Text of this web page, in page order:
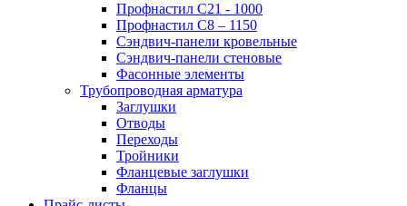
Профнастил С21 - 1000
Профнастил С8 – 1150
Сэндвич-панели кровельные
Сэндвич-панели стеновые
Фасонные элементы
Трубопроводная арматура
Заглушки
Отводы
Переходы
Тройники
Фланцевые заглушки
Фланцы